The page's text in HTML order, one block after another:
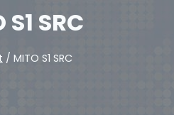
SRC
/ MITO S1 SRC